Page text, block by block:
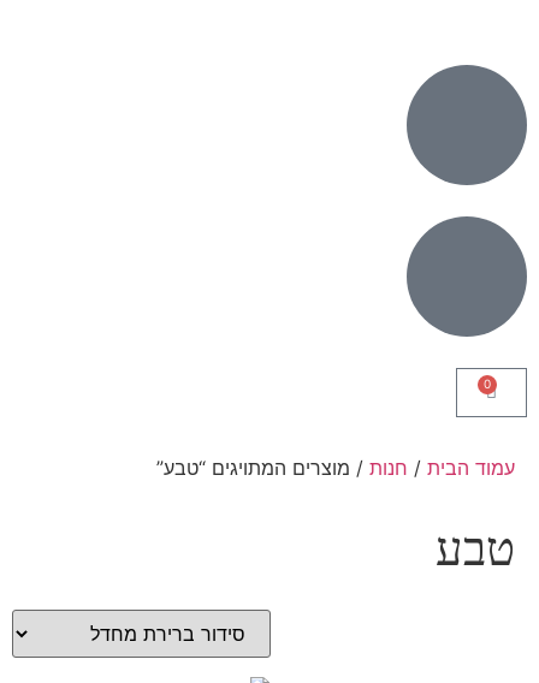
0
עמוד הבית / חנות / מוצרים המתויגים “טבע”
טבע